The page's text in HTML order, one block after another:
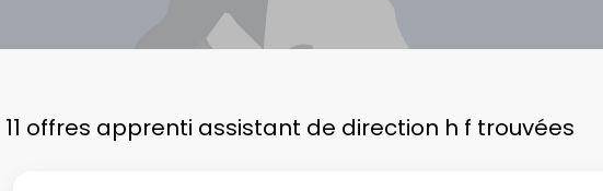
département
,
11 offres apprenti assistant de direction h f trouvées